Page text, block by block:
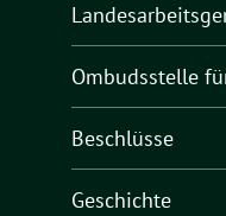
Ombudsstelle
Beschlüsse
Geschichte